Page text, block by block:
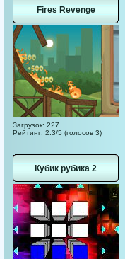
Fires Revenge
Загрузок: 227
Рейтинг: 2.3/5 (голосов 3)
Кубик рубика 2